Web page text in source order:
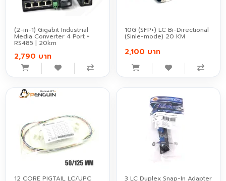
(2-in-1) Gigabit Industrial
Media Converter 4 Port +
RS485 | 20km
2,790 บาท
10G (SFP+) LC Bi-Directional
(Sinle-mode) 20 KM
2,100 บาท
12 CORE PIGTAIL LC/UPC 3 LC Duplex Snap-In Adapter